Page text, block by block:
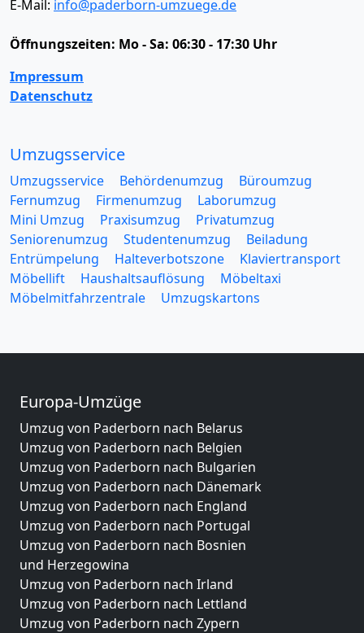
E-Mail: info@paderborn-umzuege.de
Öffnungszeiten: Mo - Sa: 06:30 - 17:30 Uhr
Impressum
Datenschutz
Umzugsservice
Umzugsservice Behördenumzug
Büroumzug
Fernumzug
Firmenumzug
Laborumzug
Mini Umzug
Praxisumzug
Privatumzug
Seniorenumzug
Studentenumzug
Beiladung
Entrümpelung
Halteverbotszone
Klaviertransport
Möbellift
Haushaltsauflösung
Möbeltaxi
Möbelmitfahrzentrale
Umzugskartons
Europa-Umzüge
Umzug von Paderborn nach Belarus
Umzug von Paderborn nach Belgien
Umzug von Paderborn nach Bulgarien
Umzug von Paderborn nach Dänemark
Umzug von Paderborn nach England
Umzug von Paderborn nach Portugal
Umzug von Paderborn nach Bosnien
und Herzegowina
Umzug von Paderborn nach Irland
Umzug von Paderborn nach Lettland
Umzug von Paderborn nach Zypern